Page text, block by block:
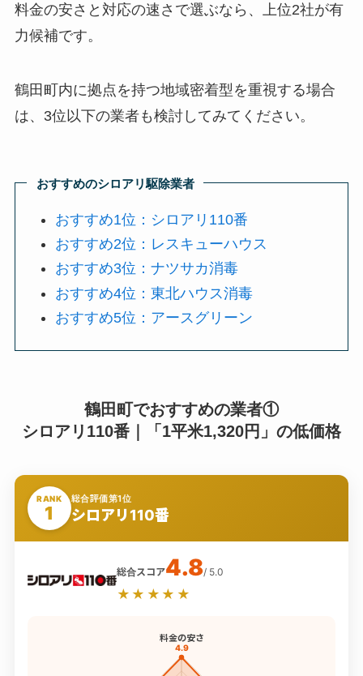
料金の安さと対応の速さで選ぶなら、上位2社が有
力候補です。
鶴田町内に拠点を持つ地域密着型を重視する場合
は、3位以下の業者も検討してみてください。
おすすめのシロアリ駆除業者
おすすめ1位：シロアリ110番
おすすめ2位：レスキューハウス
おすすめ3位：ナツサカ消毒
おすすめ4位：東北ハウス消毒
おすすめ5位：アースグリーン
鶴田町でおすすめの業者①
シロアリ110番｜「1平米1,320円」の低価格
RANK
1
総合評価第1位
シロアリ110番
総合スコア4.8/ 5.0
★★★★★
料金の安さ
4.9